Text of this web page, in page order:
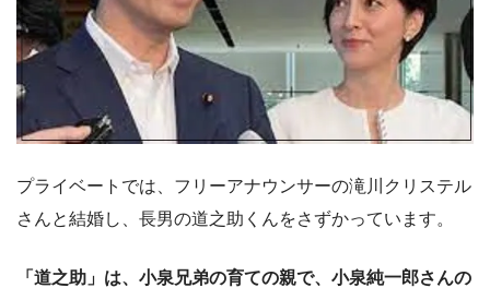
プライベートでは、フリーアナウンサーの滝川クリステル
さんと結婚し、長男の道之助くんをさずかっています。
「道之助」は、小泉兄弟の育ての親で、小泉純一郎さんの